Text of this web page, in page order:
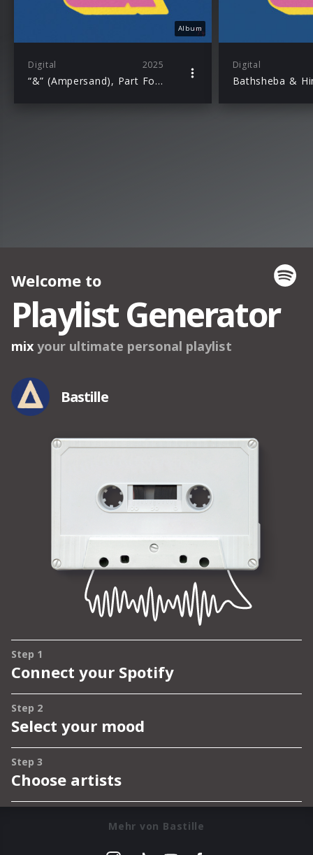
Album
Digital 2025
“&” (Ampersand), Part Four
Digital
Bathsheba &
Mehr von Bastille